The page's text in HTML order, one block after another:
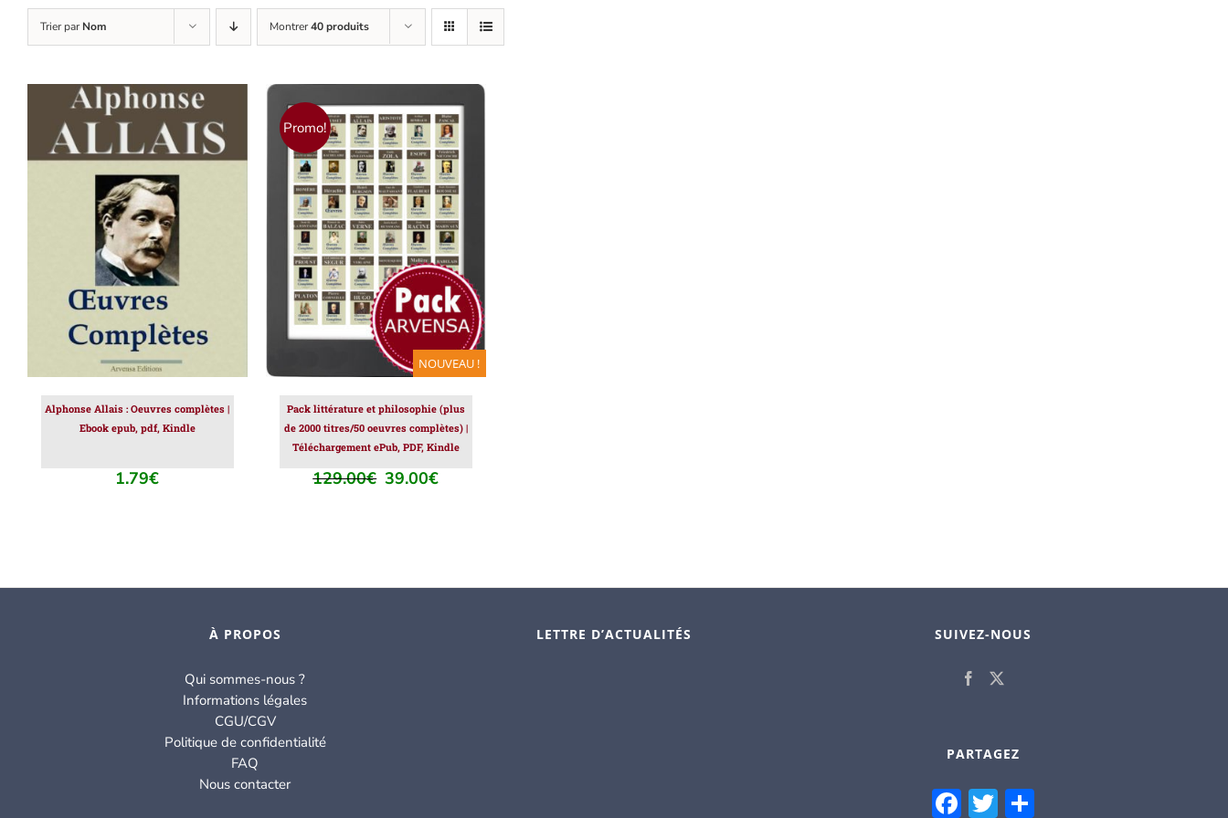
Trier parNom Montrer40 produits
AJOUTER AU PANIER
DÉTAILS
Alphonse Allais : Oeuvres complètes |
Ebook epub, pdf, Kindle
1.79€
Promo!
NOUVEAU !
AJOUTER AU PANIER
/
DÉTAILS
Pack littérature et philosophie (plus
de 2000 titres/50 oeuvres complètes) |
Téléchargement ePub, PDF, Kindle
129.00€ Le
39.00€Le
À PROPOS
Qui sommes-nous ?
Informations légales
CGU/CGV
Politique de confidentialité
FAQ
Nous contacter
LETTRE D’ACTUALITÉS SUIVEZ-NOUS
PARTAGEZ
Facebook
TwitterPartager